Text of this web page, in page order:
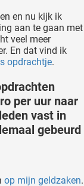
en nu kijk ik
aan te gaan met
veel meer
En dat vind ik
opdrachtje.
per uur naar
vast in
gebeurd
op mijn geldzaken.